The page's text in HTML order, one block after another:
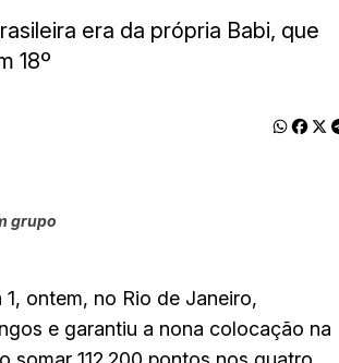
era da própria Babi, que
18º
grupo
ontem, no Rio de Janeiro,
e garantiu a nona colocação na